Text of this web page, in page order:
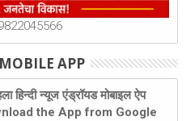
APP
हिन्दी न्यूज एंड्रॉयड मोबाइल ऐप
the App from Google